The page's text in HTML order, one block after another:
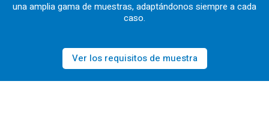
una amplia gama de muestras, adaptándonos siempre a cada
caso.
Ver los requisitos de muestra